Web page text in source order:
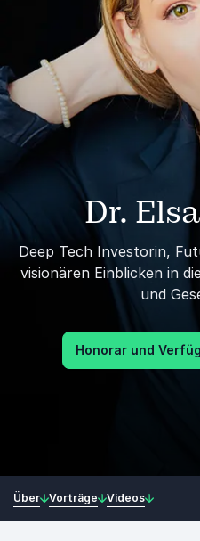
Dr.
Deep Tech Investorin,
visionären Einblicken in
und
Honorar und
Über Vorträge Videos